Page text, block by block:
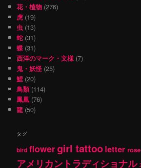
花・植物 (276)
虎 (19)
虫 (13)
蛇 (31)
蝶 (31)
西洋のマーク・文様 (7)
鬼・妖怪 (25)
鯉 (20)
鳥類(114)
鳳凰 (76)
龍 (50)
タグ
bird flowergirl tattoo letter rose
アメリカントラディショナル